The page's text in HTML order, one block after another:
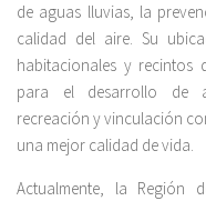
de aguas lluvias, la
calidad del aire. Su
habitacionales y
para el desarrollo de
recreación y vinculación
una mejor calidad de vida.
Actualmente, la Región